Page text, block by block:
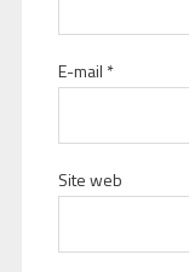
E-mail *
Site web